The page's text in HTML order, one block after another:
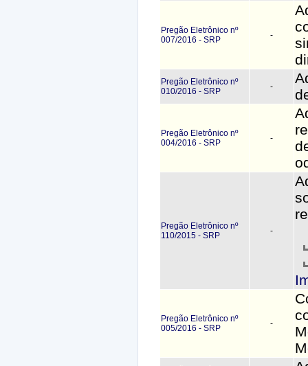
Pregão Eletrônico nº
007/2016 - SRP
-
Pregão Eletrônico nº
010/2016 - SRP
-
Pregão Eletrônico nº
004/2016 - SRP
-
Pregão Eletrônico nº
110/2015 - SRP
-
Pregão Eletrônico nº
005/2016 - SRP
-